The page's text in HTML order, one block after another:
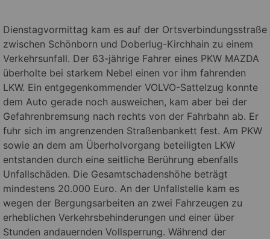
Dienstagvormittag kam es auf der Ortsverbindungsstraße
zwischen Schönborn und Doberlug-Kirchhain zu einem
Verkehrsunfall. Der 63-jährige Fahrer eines PKW MAZDA
überholte bei starkem Nebel einen vor ihm fahrenden
LKW. Ein entgegenkommender VOLVO-Sattelzug konnte
dem Auto gerade noch ausweichen, kam aber bei der
Gefahrenbremsung nach rechts von der Fahrbahn ab. Er
fuhr sich im angrenzenden Straßenbankett fest. Am PKW
sowie an dem am Überholvorgang beteiligten LKW
entstanden durch eine seitliche Berührung ebenfalls
Unfallschäden. Die Gesamtschadenshöhe beträgt
mindestens 20.000 Euro. An der Unfallstelle kam es
wegen der Bergungsarbeiten an zwei Fahrzeugen zu
erheblichen Verkehrsbehinderungen und einer über
Stunden andauernden Vollsperrung. Während der